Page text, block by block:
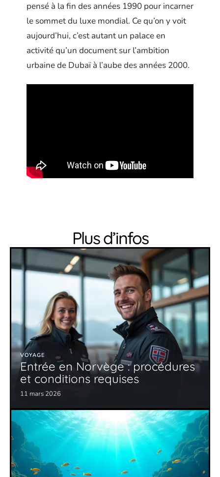
pensé à la fin des années 1990 pour incarner
le sommet du luxe mondial. Ce qu’on y voit
aujourd’hui, c’est autant un palace en
activité qu’un document sur l’ambition
urbaine de Dubaï à l’aube des années 2000.
Plus d’infos
VOYAGE
Entrée en Norvège : procédures
et conditions requises
11 mars 2026